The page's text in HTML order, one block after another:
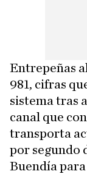
Entrepeñas
981, cifras
sistema tras
canal que
transporta
por segundo
Buendía